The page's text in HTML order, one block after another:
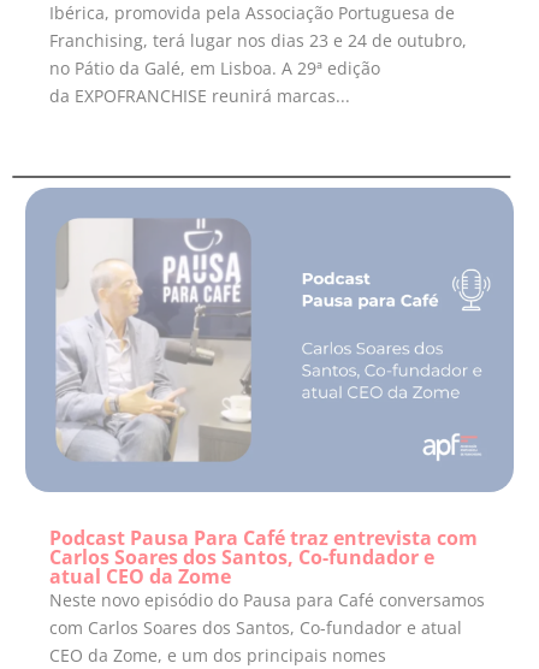
Ibérica, promovida pela Associação Portuguesa de
Franchising, terá lugar nos dias 23 e 24 de outubro,
no Pátio da Galé, em Lisboa. A 29ª edição
da EXPOFRANCHISE reunirá marcas...
Podcast Pausa Para Café traz entrevista com
Carlos Soares dos Santos, Co-fundador e
atual CEO da Zome
Neste novo episódio do Pausa para Café conversamos
com Carlos Soares dos Santos, Co-fundador e atual
CEO da Zome, e um dos principais nomes